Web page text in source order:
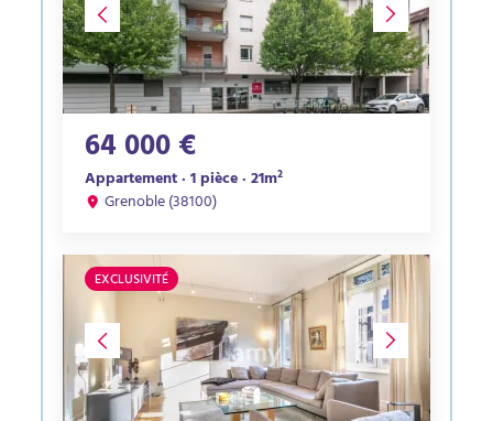
64 000 €
Appartement · 1 pièce · 21m²
Grenoble (38100)
EXCLUSIVITÉ